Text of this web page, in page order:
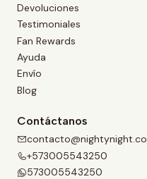
Devoluciones
Testimoniales
Fan Rewards
Ayuda
Envío
Blog
Contáctanos
contacto@nightynight.co
+573005543250
573005543250